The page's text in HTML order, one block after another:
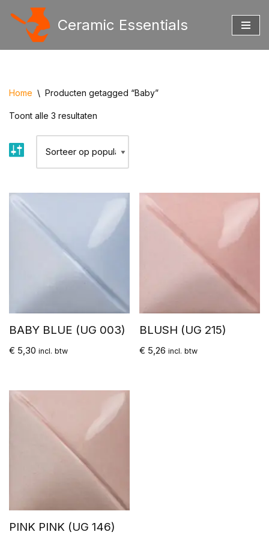
Ceramic Essentials
Home \ Producten getagged “Baby”
Toont alle 3 resultaten
BABY BLUE (UG 003)
€ 5,30 incl. btw
BLUSH (UG 215)
€ 5,26 incl. btw
PINK PINK (UG 146)